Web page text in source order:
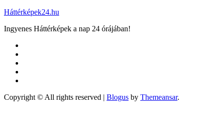
Háttérképek24.hu
Ingyenes Háttérképek a nap 24 órájában!
Copyright © All rights reserved | Blogus by Themeansar.